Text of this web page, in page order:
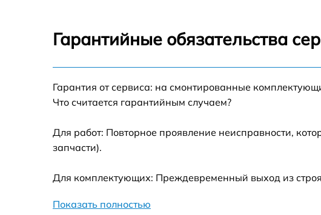
Ремонт цепи питания робота-пылесоса
Midea
пылесоса Midea
Профилактическая чистка робота-пылесоса
Ремонт материнской платы робота-пылесоса
Midea
Очистка датчиков робота-пылесоса Midea
Гарантийные обязательства
Гарантия от сервиса: на смонтированные
Что считается гарантийным случаем?
Для работ: Повторное проявление неисправности,
запчасти).
Для комплектующих: Преждевременный выход из
Показать полностью